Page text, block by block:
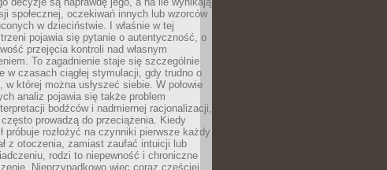
społecznej, oczekiwań innych lub wzorców
w dzieciństwie. I właśnie w tej
pojawia się pytanie o autentyczność, o
przejęcia kontroli nad własnym
To zagadnienie staje się szczególnie
w czasach ciągłej stymulacji, gdy trudno o
w której można usłyszeć siebie. W połowie
analiz pojawia się także problem
bodźców i nadmiernej racjonalizacji,
często prowadzą do przeciążenia. Kiedy
próbuje rozłożyć na czynniki pierwsze każdy
z otoczenia, zamiast zaufać intuicji lub
rodzi to niepewność i chroniczne
Nieprzypadkowo więc coraz częściej